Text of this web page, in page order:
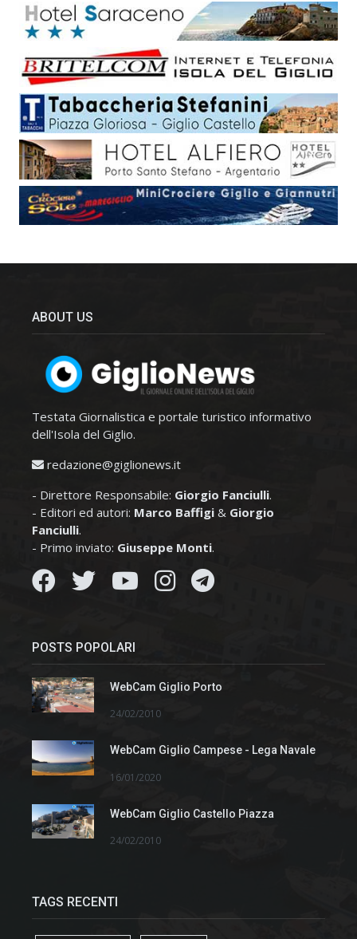
ABOUT US
Testata Giornalistica e portale turistico informativo
dell'Isola del Giglio.
redazione@giglionews.it
- Direttore Responsabile: Giorgio Fanciulli.
- Editori ed autori: Marco Baffigi & Giorgio
Fanciulli.
- Primo inviato: Giuseppe Monti.
POSTS POPOLARI
WebCam Giglio Porto
24/02/2010
WebCam Giglio Campese - Lega Navale
16/01/2020
WebCam Giglio Castello Piazza
24/02/2010
TAGS RECENTI